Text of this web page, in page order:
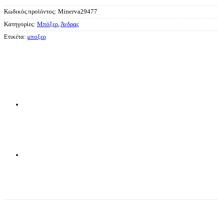
Κωδικός προϊόντος: Minerva29477
Κατηγορίες: Μπόξερ,Άνδρας
Ετικέτα: μποξερ